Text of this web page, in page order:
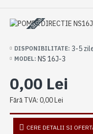
3-5 zile lucrătoare
DISPONIBILITATE: 3-5
MODEL: NS 16J-3
0,00 Lei
Fără TVA: 0,00 Lei
CERE DETALII SI